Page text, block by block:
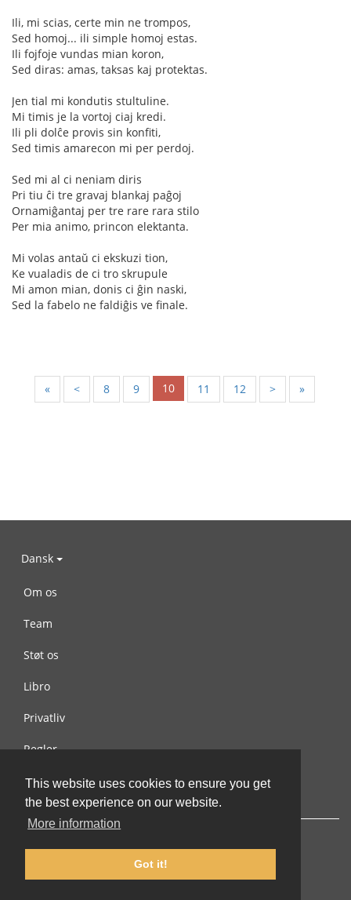
This website uses cookies to ensure you get
the best experience on our website.
More information
Got it!
Ili, mi scias, certe min ne trompos,
Sed homoj... ili simple homoj estas.
Ili fojfoje vundas mian koron,
Sed diras: amas, taksas kaj protektas.
Jen tial mi kondutis stultuline.
Mi timis je la vortoj ciaj kredi.
Ili pli dolĉe provis sin konfiti,
Sed timis amarecon mi per perdoj.
Sed mi al ci neniam diris
Pri tiu ĉi tre gravaj blankaj paĝoj
Ornamiĝantaj per tre rare rara stilo
Per mia animo, princon elektanta.
Mi volas antaŭ ci ekskuzi tion,
Ke vualadis de ci tro skrupule
Mi amon mian, donis ci ĝin naski,
Sed la fabelo ne faldiĝis ve finale.
« < 8 9 10 11 12 > »
Dansk
Om os
Team
Støt os
Libro
Privatliv
Regler
Kontakt os
© 2002-2026 lernu.net |Impressum